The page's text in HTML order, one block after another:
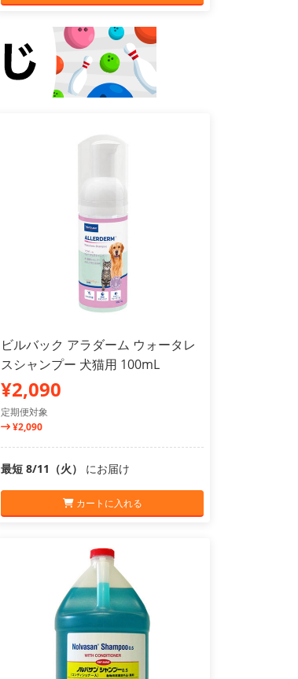
ビルバック アラダーム ウォータレ
スシャンプー 犬猫用 100mL
¥2,090
定期便対象
¥2,090
最短 8/11（火） にお届け
カートに入れる